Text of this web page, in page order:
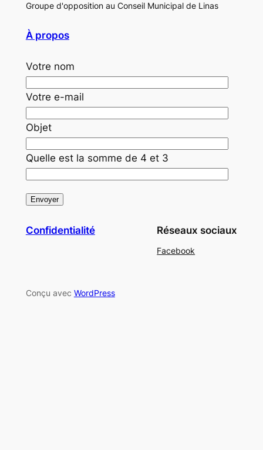
Groupe d'opposition au Conseil Municipal de Linas
À propos
Votre nom
Votre e-mail
Objet
Quelle est la somme de 4 et 3
Confidentialité Réseaux sociaux
Facebook
Conçu avec WordPress